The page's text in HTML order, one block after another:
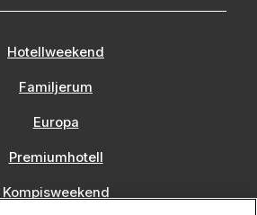
Hotellweekend
Familjerum
Europa
Premiumhotell
Kompisweekend